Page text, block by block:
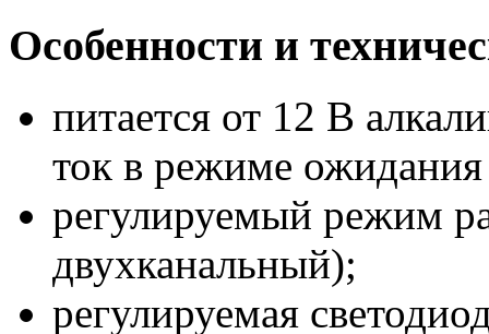
Особенности и
питается от 12 В
ток в режиме
регулируемый режим
двухканальный);
регулируемая